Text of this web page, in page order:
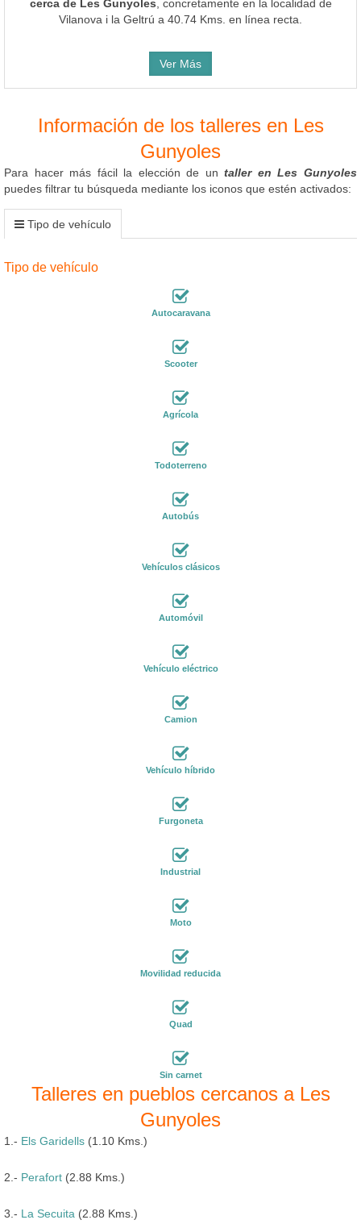
cerca de Les Gunyoles , concretamente en la localidad de
Vilanova i la Geltrú a 40.74 Kms. en línea recta.
Ver Más
Información de los talleres en Les
Gunyoles
Para hacer más fácil la elección de untaller en Les Gunyoles
puedes filtrar tu búsqueda mediante los iconos que estén activados:
Tipo de vehículo
Tipo de vehículo
Autocaravana
Scooter
Agrícola
Todoterreno
Autobús
Vehículos clásicos
Automóvil
Vehículo eléctrico
Camion
Vehículo híbrido
Furgoneta
Industrial
Moto
Movilidad reducida
Quad
Sin carnet
Talleres en pueblos cercanos a Les
Gunyoles
1.- Els Garidells (1.10 Kms.)
2.- Perafort (2.88 Kms.)
3.- La Secuita (2.88 Kms.)